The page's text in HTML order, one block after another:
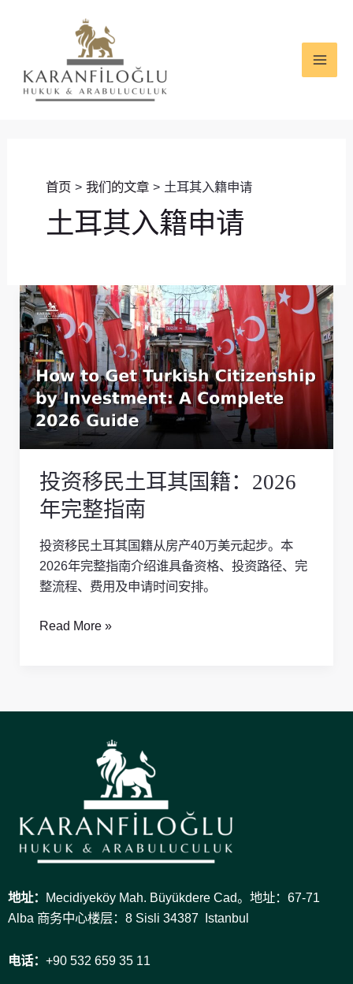
首页 我们的文章 土耳其入籍申请
土耳其入籍申请
投资移民土耳其国籍：2026
年完整指南
投资移民土耳其国籍从房产40万美元起步。本
2026年完整指南介绍谁具备资格、投资路径、完
整流程、费用及申请时间安排。
投
资
移
民
土
耳
其
2026
年
完
整
指
南
Read More »
地址： Mecidiyeköy Mah. Büyükdere Cad。地址：67-71
Alba 商务中心楼层：8 Sisli 34387 Istanbul
电话： +90 532 659 35 11